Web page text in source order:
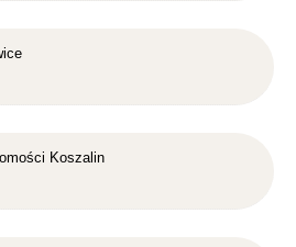
Koszalin